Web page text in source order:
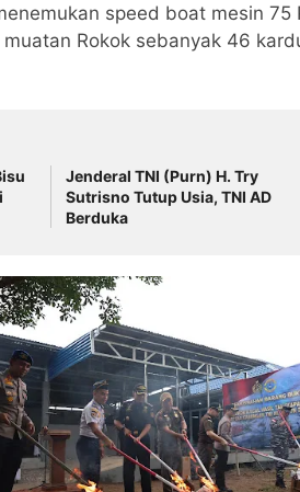
speed boat mesin
Rokok sebanyak 46
Jenderal TNI (Purn) H. Try
Sutrisno Tutup Usia, TNI AD
Berduka